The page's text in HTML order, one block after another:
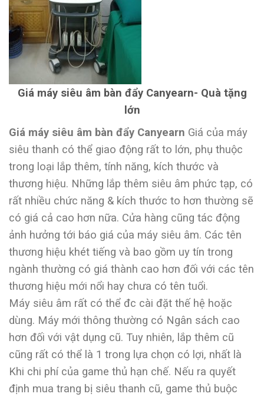
Giá máy siêu âm bàn đẩy Canyearn- Quà tặng
lớn
Giá máy siêu âm bàn đẩy Canyearn Giá của máy
siêu thanh có thể giao động rất to lớn, phụ thuộc
trong loại lắp thêm, tính năng, kích thước và
thương hiệu. Những lắp thêm siêu âm phức tạp, có
rất nhiều chức năng & kích thước to hơn thường sẽ
có giá cả cao hơn nữa. Cửa hàng cũng tác động
ảnh hưởng tới báo giá của máy siêu âm. Các tên
thương hiệu khét tiếng và bao gồm uy tín trong
ngành thường có giá thành cao hơn đối với các tên
thương hiệu mới nổi hay chưa có tên tuổi.
Máy siêu âm rất có thể đc cài đặt thế hệ hoặc
dùng. Máy mới thông thường có Ngân sách cao
hơn đối với vật dụng cũ. Tuy nhiên, lắp thêm cũ
cũng rất có thể là 1 trong lựa chọn có lợi, nhất là
Khi chi phí của game thủ hạn chế. Nếu ra quyết
định mua trang bị siêu thanh cũ, game thủ buộc